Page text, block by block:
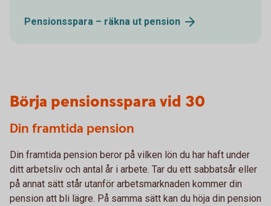
Pensionsspara – räkna ut pension
Börja pensionsspara vid 30
Din framtida pension
Din framtida pension beror på vilken lön du har haft under
ditt arbetsliv och antal år i arbete. Tar du ett sabbatsår eller
på annat sätt står utanför arbetsmarknaden kommer din
pension att bli lägre. På samma sätt kan du höja din pension